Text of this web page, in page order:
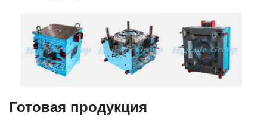
Готовая продукция